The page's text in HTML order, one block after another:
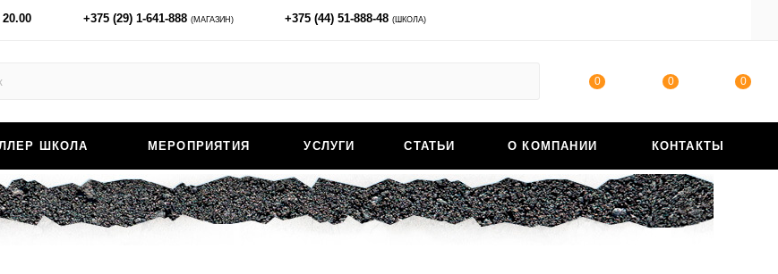
+375 (29) 1-641-888 (МАГАЗИН) +375 (44) 51-888-48(ШКОЛА)
0 0 0
ШКОЛА МЕРОПРИЯТИЯ УСЛУГИ СТАТЬИ О КОМПАНИИ КОНТАКТЫ